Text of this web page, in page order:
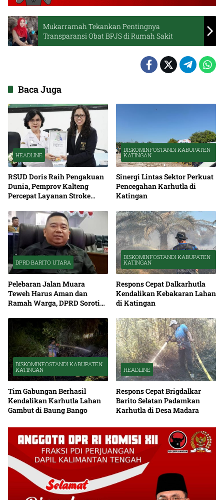
Mukarramah Tekankan Pentingnya
Transparansi Obat BPJS di Rumah Sakit
Baca Juga
HEADLINE
RSUD Doris Raih Pengakuan
Dunia, Pemprov Kalteng
Percepat Layanan Stroke
DISKOMINFOSTANDI KABUPATEN
KATINGAN
Sinergi Lintas Sektor Perkuat
Pencegahan Karhutla di
Katingan
DPRD BARITO UTARA
Pelebaran Jalan Muara
Teweh Harus Aman dan
Ramah Warga, DPRD Soroti
DISKOMINFOSTANDI KABUPATEN
KATINGAN
Respons Cepat Dalkarhutla
Kendalikan Kebakaran Lahan
di Katingan
DISKOMINFOSTANDI KABUPATEN
KATINGAN
Tim Gabungan Berhasil
Kendalikan Karhutla Lahan
Gambut di Baung Bango
HEADLINE
Respons Cepat Brigdalkar
Barito Selatan Padamkan
Karhutla di Desa Madara